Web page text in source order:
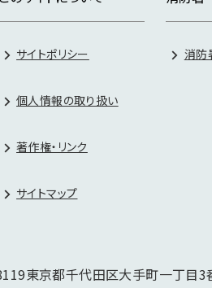
サイトポリシー
個人情報の取り扱い
著作権・リンク
サイトマップ
消防
東京都千代田区大手町一丁目3